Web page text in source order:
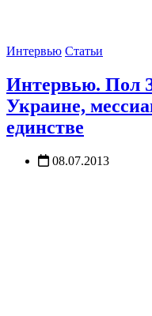
Интервью Статьи
Интервью. Пол
Украине,
единстве
08.07.2013